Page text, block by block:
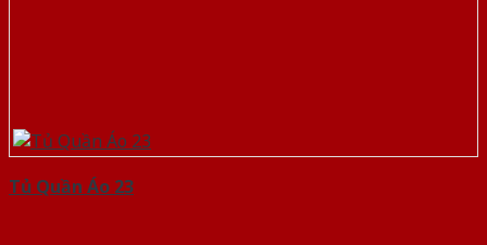
Tủ Quần Áo 23